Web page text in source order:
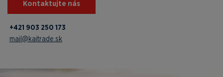
Kontaktujte nás
+421 903 250 173
mail@kaitrade.sk